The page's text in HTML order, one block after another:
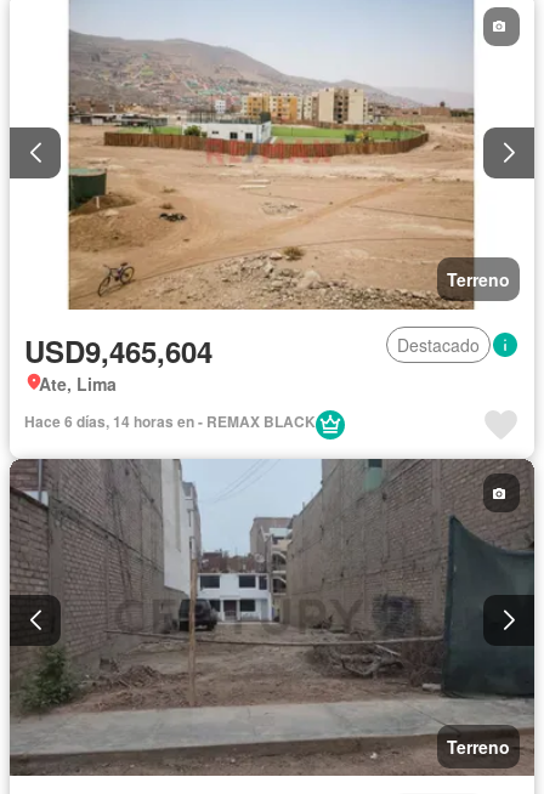
Terreno
USD9,465,604
Destacado
Ate, Lima
Hace 6 días, 14 horas en - REMAX BLACK
Terreno